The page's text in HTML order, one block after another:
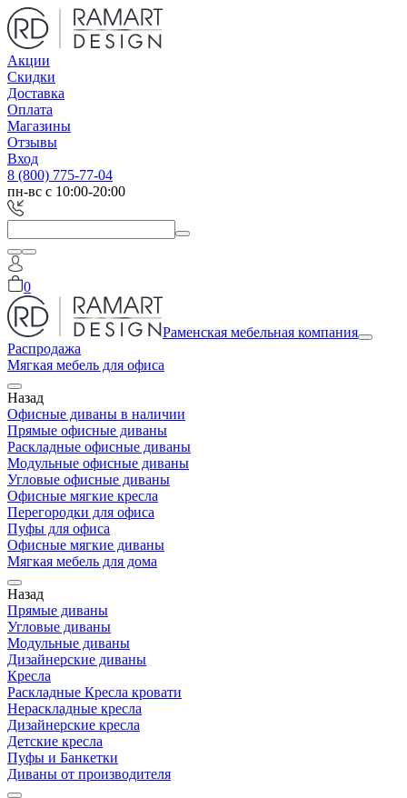
Акции
Скидки
Доставка
Оплата
Магазины
Отзывы
Вход
8 (800) 775-77-04
пн-вс с 10:00-20:00
0
Раменская мебельная компания
Распродажа
Мягкая мебель для офиса
Назад
Офисные диваны в наличии
Прямые офисные диваны
Раскладные офисные диваны
Модульные офисные диваны
Угловые офисные диваны
Офисные мягкие кресла
Перегородки для офиса
Пуфы для офиса
Офисные мягкие диваны
Мягкая мебель для дома
Назад
Прямые диваны
Угловые диваны
Модульные диваны
Дизайнерские диваны
Кресла
Раскладные Кресла кровати
Нераскладные кресла
Дизайнерские кресла
Детские кресла
Пуфы и Банкетки
Диваны от производителя